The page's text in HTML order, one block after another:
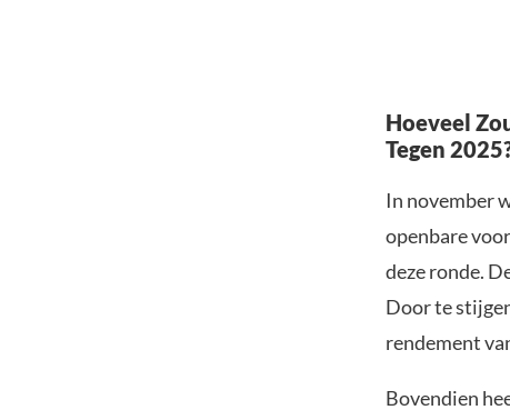
Hoeveel
Tegen
In november
openbare
deze ronde.
Door te
rendement
Bovendien